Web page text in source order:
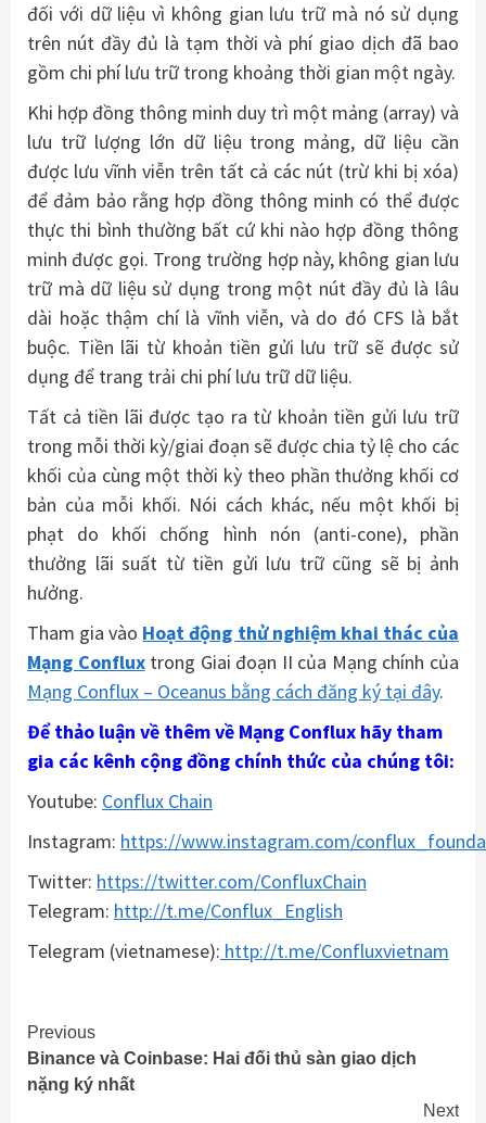
đối với dữ liệu vì không gian lưu trữ mà nó sử dụng
trên nút đầy đủ là tạm thời và phí giao dịch đã bao
gồm chi phí lưu trữ trong khoảng thời gian một ngày.
Khi hợp đồng thông minh duy trì một mảng (array) và
lưu trữ lượng lớn dữ liệu trong mảng, dữ liệu cần
được lưu vĩnh viễn trên tất cả các nút (trừ khi bị xóa)
để đảm bảo rằng hợp đồng thông minh có thể được
thực thi bình thường bất cứ khi nào hợp đồng thông
minh được gọi. Trong trường hợp này, không gian lưu
trữ mà dữ liệu sử dụng trong một nút đầy đủ là lâu
dài hoặc thậm chí là vĩnh viễn, và do đó CFS là bắt
buộc. Tiền lãi từ khoản tiền gửi lưu trữ sẽ được sử
dụng để trang trải chi phí lưu trữ dữ liệu.
Tất cả tiền lãi được tạo ra từ khoản tiền gửi lưu trữ
trong mỗi thời kỳ/giai đoạn sẽ được chia tỷ lệ cho các
khối của cùng một thời kỳ theo phần thưởng khối cơ
bản của mỗi khối. Nói cách khác, nếu một khối bị
phạt do khối chống hình nón (anti-cone), phần
thưởng lãi suất từ ​​tiền gửi lưu trữ cũng sẽ bị ảnh
hưởng.
Tham gia vào Hoạt động thử nghiệm khai thác của
Mạng Conflux trong Giai đoạn II của Mạng chính của
Mạng Conflux – Oceanus bằng cách đăng ký tại đây.
Để thảo luận về thêm về Mạng Conflux hãy tham
gia các kênh cộng đồng chính thức của chúng tôi:
Youtube: Conflux Chain
Instagram: https://www.instagram.com/
Twitter: https://twitter.com/ConfluxChain
Telegram: http://t.me/Conflux_English
Telegram (vietnamese): http://t.me/Confluxvietnam
Continue
Reading
Previous
Binance và Coinbase: Hai đối thủ sàn giao dịch
nặng ký nhất
Next